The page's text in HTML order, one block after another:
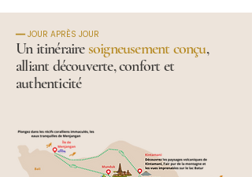
━━ JOUR APRÈS JOUR
Un itinéraire soigneusement conçu,
alliant découverte, confort et
authenticité